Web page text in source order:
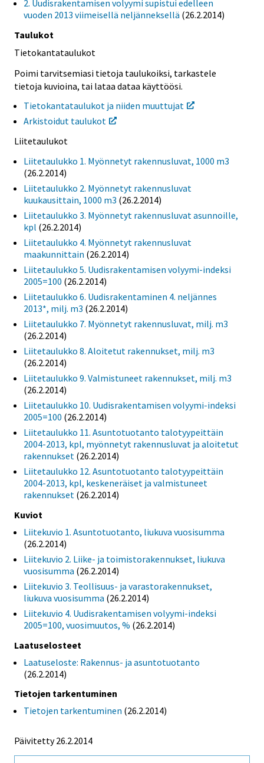
2. Uudisrakentamisen volyymi supistui edelleen
vuoden 2013 viimeisellä neljänneksellä (26.2.2014)
Taulukot
Tietokantataulukot
Poimi tarvitsemiasi tietoja taulukoiksi, tarkastele
tietoja kuvioina, tai lataa dataa käyttöösi.
Tietokantataulukot ja niiden muuttujat
Arkistoidut taulukot
Liitetaulukot
Liitetaulukko 1. Myönnetyt rakennusluvat, 1000 m3
(26.2.2014)
Liitetaulukko 2. Myönnetyt rakennusluvat
kuukausittain, 1000 m3 (26.2.2014)
Liitetaulukko 3. Myönnetyt rakennusluvat asunnoille,
kpl (26.2.2014)
Liitetaulukko 4. Myönnetyt rakennusluvat
maakunnittain (26.2.2014)
Liitetaulukko 5. Uudisrakentamisen volyymi-indeksi
2005=100 (26.2.2014)
Liitetaulukko 6. Uudisrakentaminen 4. neljännes
2013*, milj. m3 (26.2.2014)
Liitetaulukko 7. Myönnetyt rakennusluvat, milj. m3
(26.2.2014)
Liitetaulukko 8. Aloitetut rakennukset, milj. m3
(26.2.2014)
Liitetaulukko 9. Valmistuneet rakennukset, milj. m3
(26.2.2014)
Liitetaulukko 10. Uudisrakentamisen volyymi-indeksi
2005=100 (26.2.2014)
Liitetaulukko 11. Asuntotuotanto talotyypeittäin
2004-2013, kpl, myönnetyt rakennusluvat ja aloitetut
rakennukset (26.2.2014)
Liitetaulukko 12. Asuntotuotanto talotyypeittäin
2004-2013, kpl, keskeneräiset ja valmistuneet
rakennukset (26.2.2014)
Kuviot
Liitekuvio 1. Asuntotuotanto, liukuva vuosisumma
(26.2.2014)
Liitekuvio 2. Liike- ja toimistorakennukset, liukuva
vuosisumma (26.2.2014)
Liitekuvio 3. Teollisuus- ja varastorakennukset,
liukuva vuosisumma (26.2.2014)
Liitekuvio 4. Uudisrakentamisen volyymi-indeksi
2005=100, vuosimuutos, % (26.2.2014)
Laatuselosteet
Laatuseloste: Rakennus- ja asuntotuotanto
(26.2.2014)
Tietojen tarkentuminen
Tietojen tarkentuminen (26.2.2014)
Päivitetty 26.2.2014